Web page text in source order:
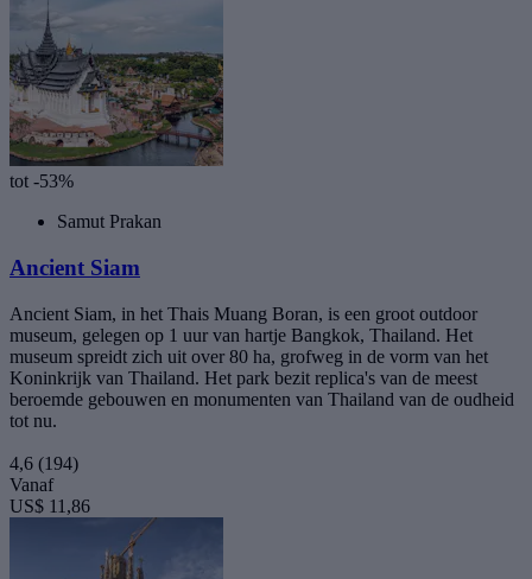
tot -53%
Samut Prakan
Ancient Siam
Ancient Siam, in het Thais Muang Boran, is een groot outdoor
museum, gelegen op 1 uur van hartje Bangkok, Thailand. Het
museum spreidt zich uit over 80 ha, grofweg in de vorm van het
Koninkrijk van Thailand. Het park bezit replica's van de meest
beroemde gebouwen en monumenten van Thailand van de oudheid
tot nu.
4,6 (194)
Vanaf
US$ 11,86